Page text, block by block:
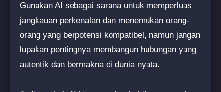
Gunakan AI sebagai sarana untuk memperluas
jangkauan perkenalan dan menemukan orang-
orang yang berpotensi kompatibel, namun jangan
lupakan pentingnya membangun hubungan yang
autentik dan bermakna di dunia nyata.